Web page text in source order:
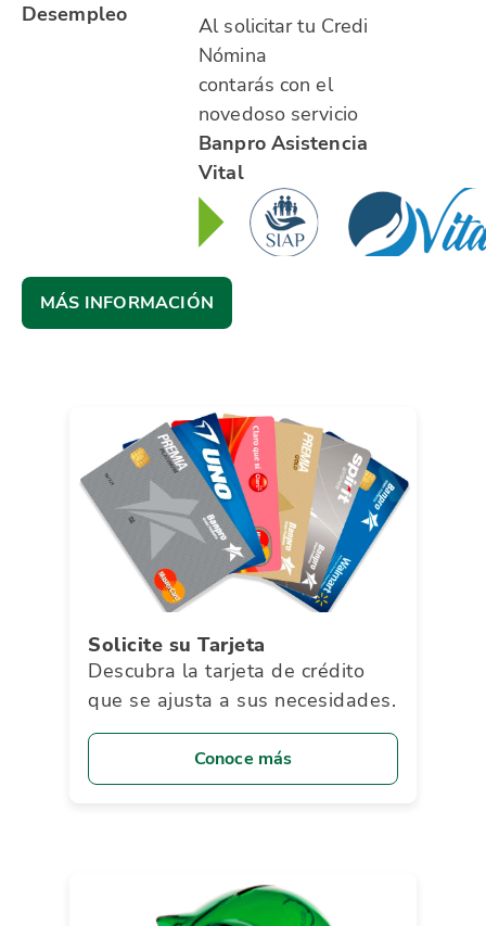
Desempleo
Al solicitar tu Credi
Nómina
contarás con el
novedoso servicio
Banpro Asistencia
Vital
MÁS INFORMACIÓN
Solicite su Tarjeta
Descubra la tarjeta de crédito
que se ajusta a sus necesidades.
Conoce más